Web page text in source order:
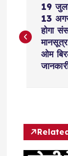
s
a
v
19
13
होगा
ओम